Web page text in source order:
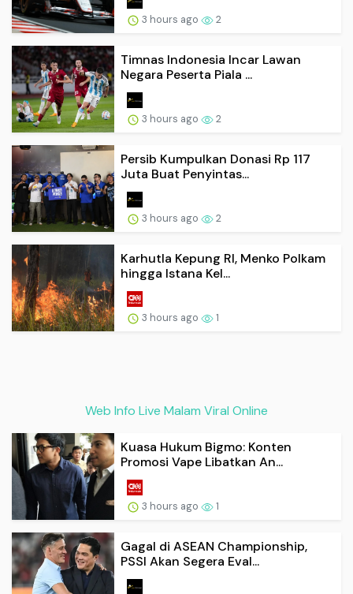
3 hours ago 2
Timnas Indonesia Incar Lawan
Negara Peserta Piala ...
3 hours ago 2
Persib Kumpulkan Donasi Rp 117
Juta Buat Penyintas...
3 hours ago 2
Karhutla Kepung RI, Menko Polkam
hingga Istana Kel...
3 hours ago 1
Web Info Live Malam Viral Online
Kuasa Hukum Bigmo: Konten
Promosi Vape Libatkan An...
3 hours ago 1
Gagal di ASEAN Championship,
PSSI Akan Segera Eval...